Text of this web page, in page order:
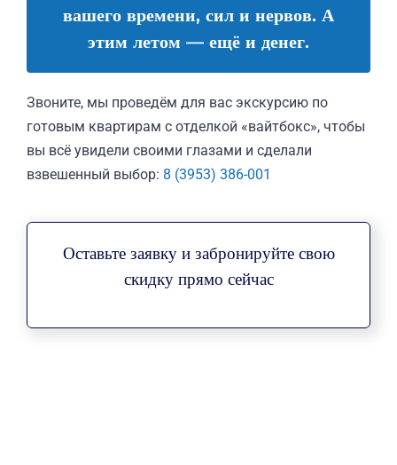
вашего времени, сил и нервов. А
этим летом — ещё и денег.
Звоните, мы проведём для вас экскурсию по
готовым квартирам с отделкой «вайтбокс», чтобы
вы всё увидели своими глазами и сделали
взвешенный выбор: 8 (3953) 386-001
Оставьте заявку и забронируйте свою
скидку прямо сейчас